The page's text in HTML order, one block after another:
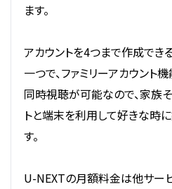
ます。
アカウントを4つまで作成で
一つで、ファミリーアカウント
同時視聴が可能なので、家族
トと端末を利用して好きな時
す。
U-NEXTの月額料金は他サー